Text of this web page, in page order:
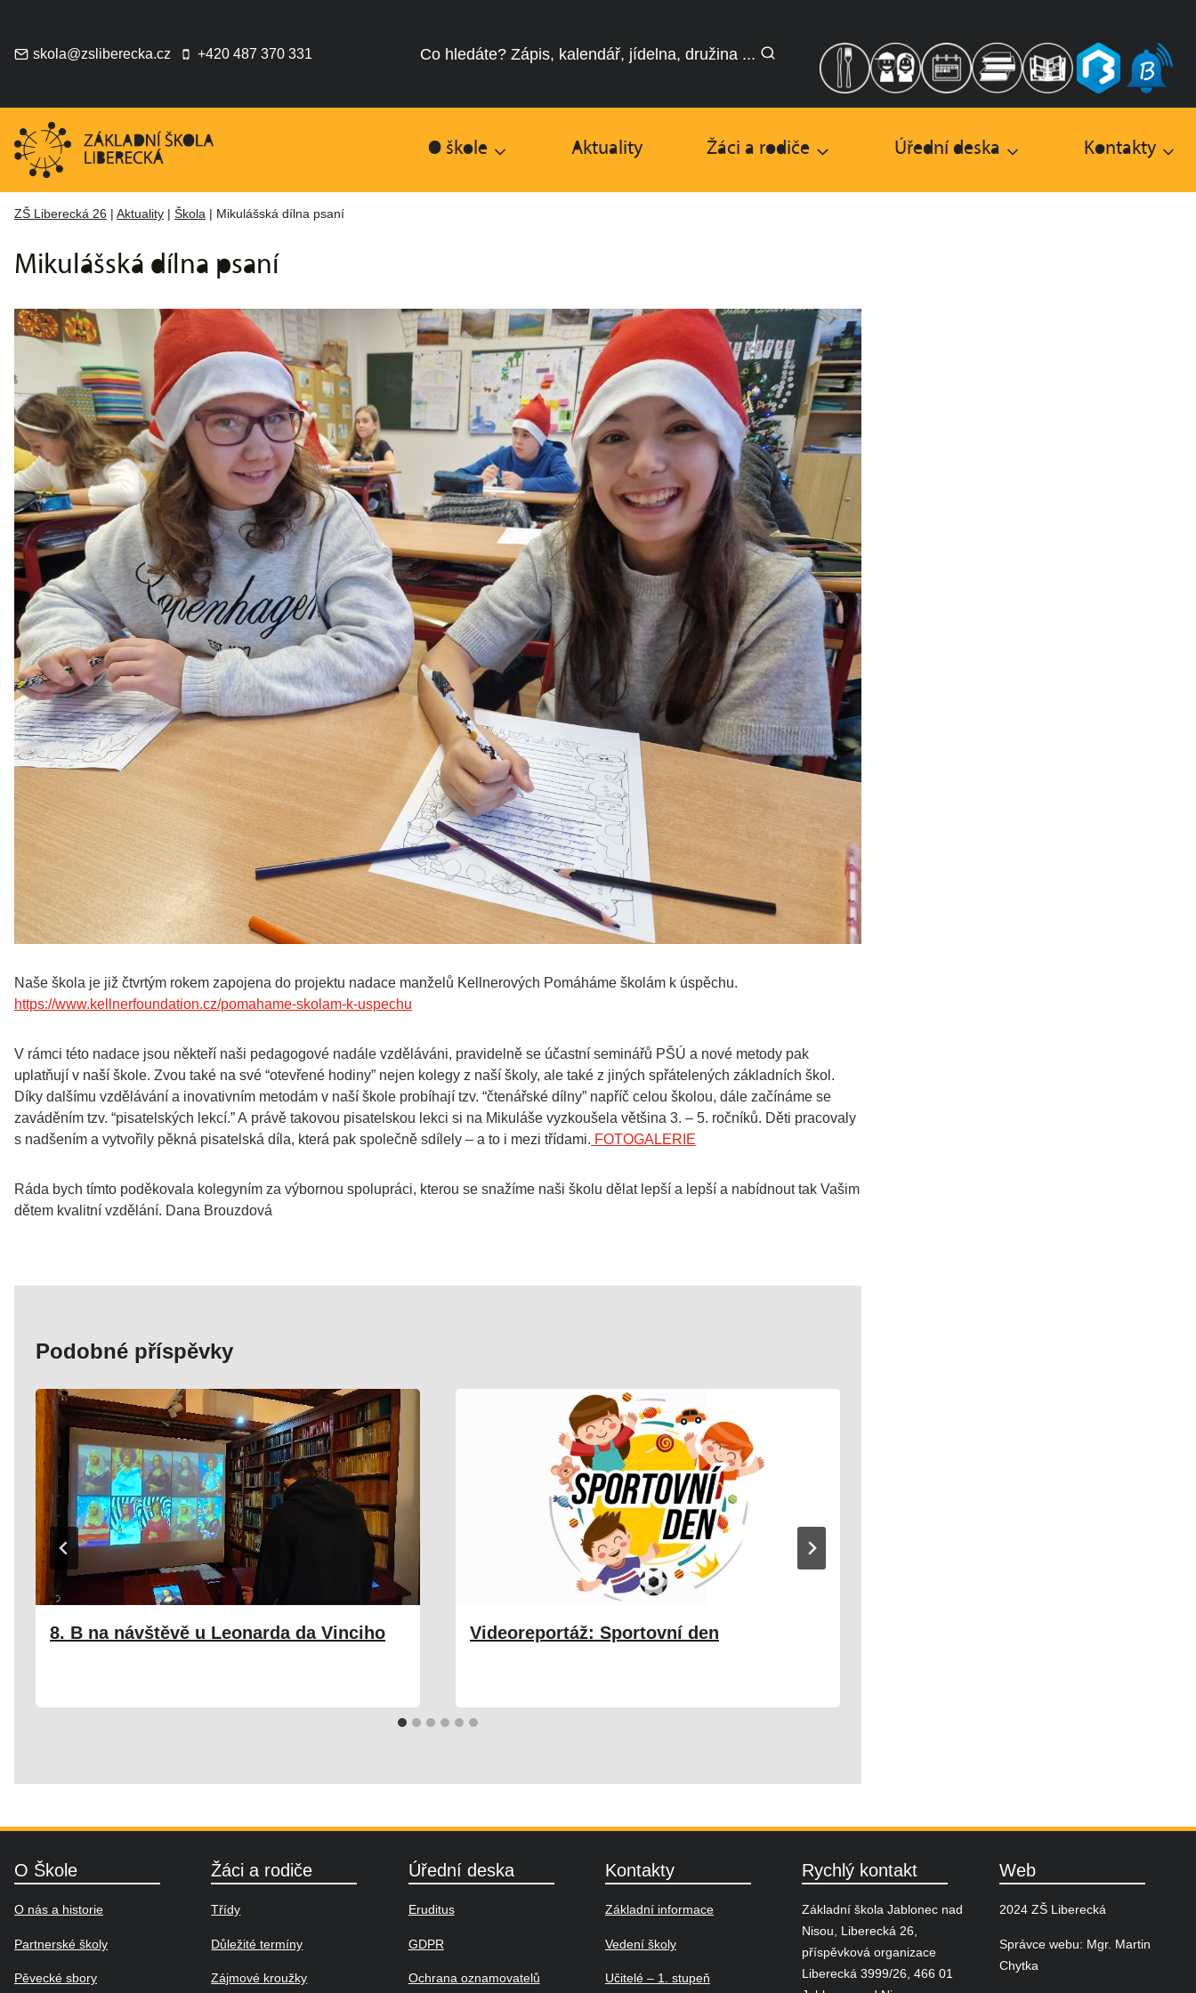
obsahskola@zsliberecka.cz +420 487 370 331 Co hledáte? Zápis, kalendář, jídelna, družina ...
O škole Aktuality Žáci a rodiče Úřední deska Kontakty
ZŠ Liberecká 26 Aktuality Škola Mikulášská dílna psaní
Mikulášská dílna psaní
Naše škola je již čtvrtým rokem zapojena do projektu nadace manželů Kellnerových Pomáháme školám k úspěchu.
https://www.kellnerfoundation.cz/pomahame-skolam-k-uspechu
V rámci této nadace jsou někteří naši pedagogové nadále vzděláváni, pravidelně se účastní seminářů PŠÚ a nové metody pak
uplatňují v naší škole. Zvou také na své “otevřené hodiny” nejen kolegy z naší školy, ale také z jiných spřátelených základních škol.
Díky dalšímu vzdělávání a inovativním metodám v naší škole probíhají tzv. “čtenářské dílny” napříč celou školou, dále začínáme se
zaváděním tzv. “pisatelských lekcí.” A právě takovou pisatelskou lekci si na Mikuláše vyzkoušela většina 3. – 5. ročníků. Děti pracovaly
s nadšením a vytvořily pěkná pisatelská díla, která pak společně sdílely – a to i mezi třídami. FOTOGALERIE
Ráda bych tímto poděkovala kolegyním za výbornou spolupráci, kterou se snažíme naši školu dělat lepší a lepší a nabídnout tak Vašim
dětem kvalitní vzdělání. Dana Brouzdová
Podobné příspěvky
8. B na návštěvě u Leonarda da Vinciho Videoreportáž: Sportovní den
O Škole
O nás a historie
Partnerské školy
Pěvecké sbory
Žáci a rodiče
Třídy
Důležité termíny
Zájmové kroužky
Úřední deska
Eruditus
GDPR
Ochrana oznamovatelů
Kontakty
Základní informace
Vedení školy
Učitelé – 1. stupeň
Rychlý kontakt
Základní škola Jablonec nad
Nisou, Liberecká 26,
příspěvková organizace
Liberecká 3999/26, 466 01
Web
2024 ZŠ Liberecká
Správce webu: Mgr. Martin
Chytka